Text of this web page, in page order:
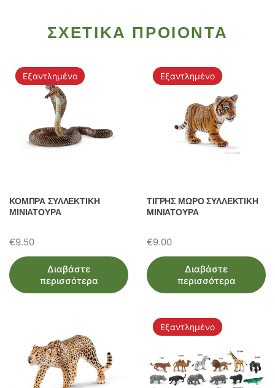
ΣΧΕΤΙΚΑ ΠΡΟΙΟΝΤΑ
Εξαντλημένο
ΚΟΜΠΡΑ ΣΥΛΛΕΚΤΙΚΗ
ΜΙΝΙΑΤΟΥΡΑ
€9.50
Διαβάστε
περισσότερα
Εξαντλημένο
ΤΙΓΡΗΣ ΜΩΡΟ ΣΥΛΛΕΚΤΙΚΗ
ΜΙΝΙΑΤΟΥΡΑ
€9.00
Διαβάστε
περισσότερα
Εξαντλημένο